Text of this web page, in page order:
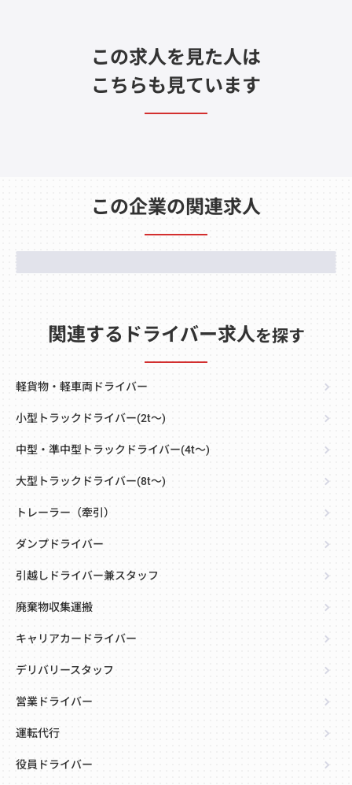
この求人を見た人は
こちらも見ています
この企業の関連求人
関連するドライバー求人を探す
軽貨物・軽車両ドライバー
小型トラックドライバー(2t～)
中型・準中型トラックドライバー(4t～)
大型トラックドライバー(8t～)
トレーラー（牽引）
ダンプドライバー
引越しドライバー兼スタッフ
廃棄物収集運搬
キャリアカードライバー
デリバリースタッフ
営業ドライバー
運転代行
役員ドライバー